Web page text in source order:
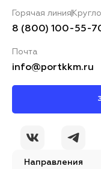
Направления
Горячая линия
8 (800) 100-55-
Почта
info@portkkm.ru